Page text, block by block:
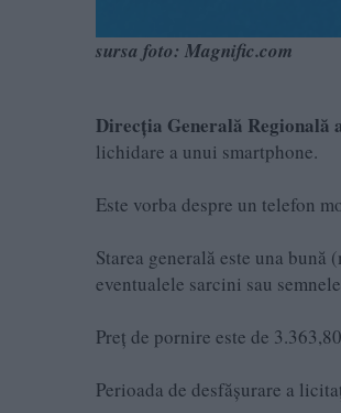
sursa foto: Magnific.com
Direcția Generală Regională
lichidare a unui smartphone.
Este vorba despre un telefon
Starea generală este una
eventualele sarcini sau
Preț de pornire este de
Perioada de desfășurare a